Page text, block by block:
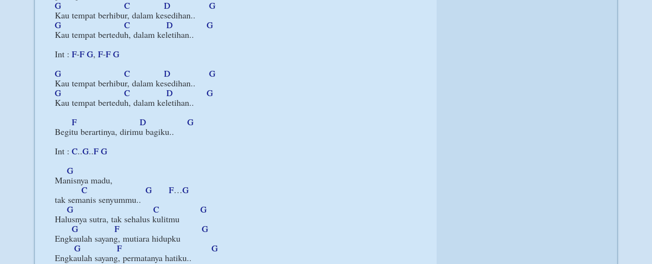
G
C D
G
G
C D
G
Kau tempat berteduh, dalam keletihan..
Int : F-F G, F-F G
G
C D
G
G
C D
G
Kau tempat berteduh, dalam keletihan..
F
D
G
Begitu berartinya, dirimu bagiku..
Int : C..G..F G
G
Manisnya madu,
C
G F…G
tak semanis senyummu..
G
C
G
Halusnya sutra, tak sehalus kulitmu
G
F
G
Engkaulah sayang, mutiara hidupku
G
F
G
Engkaulah sayang, permatanya hatiku..